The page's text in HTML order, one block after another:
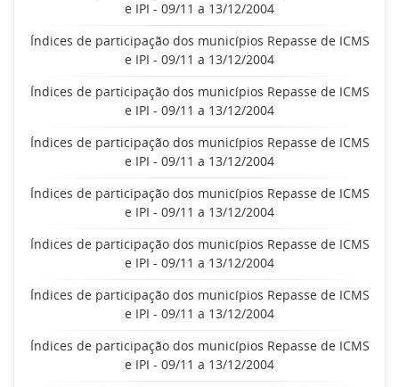
e IPI - 09/11 a 13/12/2004
Índices de participação dos municípios Repasse de ICMS
e IPI - 09/11 a 13/12/2004
Índices de participação dos municípios Repasse de ICMS
e IPI - 09/11 a 13/12/2004
Índices de participação dos municípios Repasse de ICMS
e IPI - 09/11 a 13/12/2004
Índices de participação dos municípios Repasse de ICMS
e IPI - 09/11 a 13/12/2004
Índices de participação dos municípios Repasse de ICMS
e IPI - 09/11 a 13/12/2004
Índices de participação dos municípios Repasse de ICMS
e IPI - 09/11 a 13/12/2004
Índices de participação dos municípios Repasse de ICMS
e IPI - 09/11 a 13/12/2004